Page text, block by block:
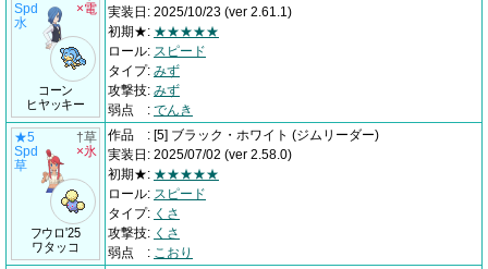
Spd
水
コーン
ヒヤッキー
×電
実装日 : 2025/10/23 (ver 2.61.1)
初期★: ★★★★★
ロール: スピード
タイプ: みず
攻撃技: みず
弱点
: でんき
★5
Spd
草
フウロ'25
ワタッコ
†草
×氷
作品 : [5] ブラック・ホワイト (ジムリーダー)
実装日 : 2025/07/02 (ver 2.58.0)
初期★: ★★★★★
ロール: スピード
タイプ: くさ
攻撃技: くさ
弱点
: こおり